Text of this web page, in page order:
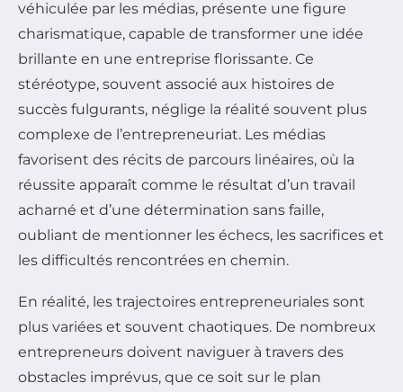
véhiculée par les médias, présente une figure
charismatique, capable de transformer une idée
brillante en une entreprise florissante. Ce
stéréotype, souvent associé aux histoires de
succès fulgurants, néglige la réalité souvent plus
complexe de l’entrepreneuriat. Les médias
favorisent des récits de parcours linéaires, où la
réussite apparaît comme le résultat d’un travail
acharné et d’une détermination sans faille,
oubliant de mentionner les échecs, les sacrifices et
les difficultés rencontrées en chemin.
En réalité, les trajectoires entrepreneuriales sont
plus variées et souvent chaotiques. De nombreux
entrepreneurs doivent naviguer à travers des
obstacles imprévus, que ce soit sur le plan